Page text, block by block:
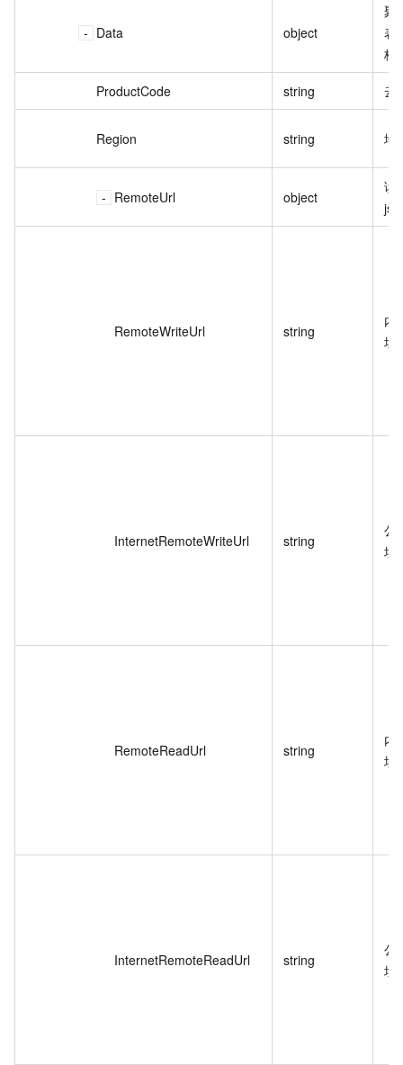
Data object
聚
表
格
ProductCode string 云
Region string 地
RemoteUrl object
读
RemoteWriteUrl string
内
址
InternetRemoteWriteUrl string
公
址
RemoteReadUrl string
内
址
InternetRemoteReadUrl string
公
址